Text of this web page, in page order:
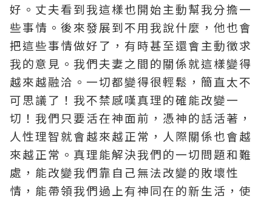
好。丈夫看到我這樣也開始主動幫我分擔一
些事情。後來發展到不用我說什麼，他也會
把這些事情做好了，有時甚至還會主動徵求
我的意見。我們夫妻之間的關係就這樣變得
越來越融洽。一切都變得很輕鬆，簡直太不
可思議了！我不禁感嘆真理的確能改變一
切！我們只要活在神面前，憑神的話活著，
人性理智就會越來越正常，人際關係也會越
來越正常。真理能解決我們的一切問題和難
處，能改變我們靠自己無法改變的敗壞性
情，能帶領我們過上有神同在的新生活，使